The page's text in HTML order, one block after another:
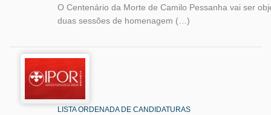
O Centenário da Morte de Camilo Pessanha vai ser
duas sessões de homenagem (…)
LISTA ORDENADA DE CANDIDATURAS